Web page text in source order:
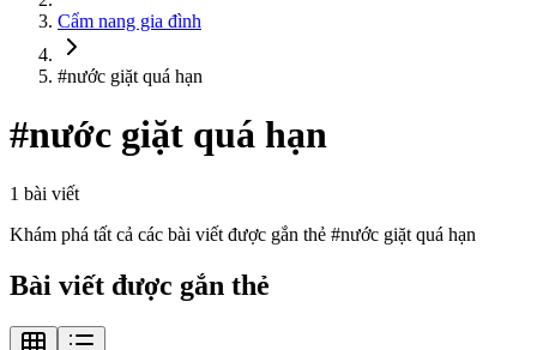
Cẩm nang gia đình
#nước giặt quá hạn
#nước giặt quá hạn
1 bài viết
Khám phá tất cả các bài viết được gắn thẻ #nước giặt quá hạn
Bài viết được gắn thẻ